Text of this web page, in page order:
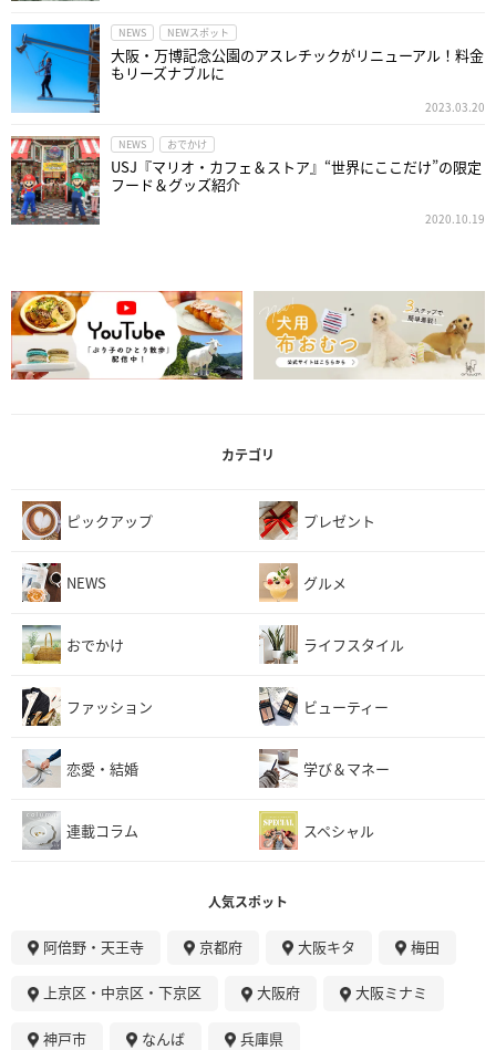
NEWS NEWスポット
大阪・万博記念公園のアスレチックがリニューアル！料金
もリーズナブルに
2023.03.20
NEWS おでかけ
USJ『マリオ・カフェ＆ストア』“世界にここだけ”の限定
フード＆グッズ紹介
2020.10.19
カテゴリ
ピックアップ プレゼント
NEWS グルメ
おでかけ ライフスタイル
ファッション ビューティー
恋愛・結婚 学び＆マネー
連載コラム スペシャル
人気スポット
阿倍野・天王寺 京都府 大阪キタ 梅田
上京区・中京区・下京区 大阪府 大阪ミナミ
神戸市 なんば 兵庫県